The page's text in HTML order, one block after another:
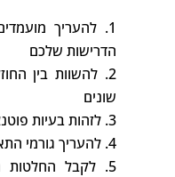
להעריך
הדרישות שלכם
להשוות בין
שונים
לזהות בעיות
להעריך גורמי
לקבל החלטות